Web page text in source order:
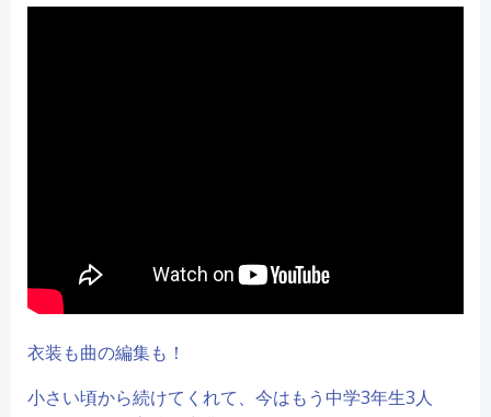
衣装も曲の編集も！
小さい頃から続けてくれて、今はもう中学3年生3人